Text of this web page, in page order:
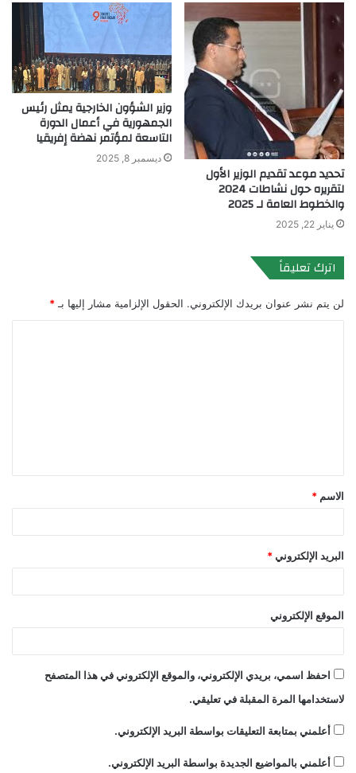
تحديد موعد تقديم الوزير الأول
لتقريره حول نشاطات 2024
والخطوط العامة لـ 2025
يناير 22, 2025
وزير الشؤون الخارجية يمثل رئيس
الجمهورية في أعمال الدورة
التاسعة لمؤتمر نهضة إفريقيا
ديسمبر 8, 2025
اترك تعليقاً
لن يتم نشر عنوان بريدك الإلكتروني. الحقول الإلزامية مشار إليها بـ *
ق
*
الاسم *
البريد الإلكتروني *
الموقع الإلكتروني
احفظ اسمي، بريدي الإلكتروني، والموقع الإلكتروني في هذا المتصفح
لاستخدامها المرة المقبلة في تعليقي.
أعلمني بمتابعة التعليقات بواسطة البريد الإلكتروني.
أعلمني بالمواضيع الجديدة بواسطة البريد الإلكتروني.